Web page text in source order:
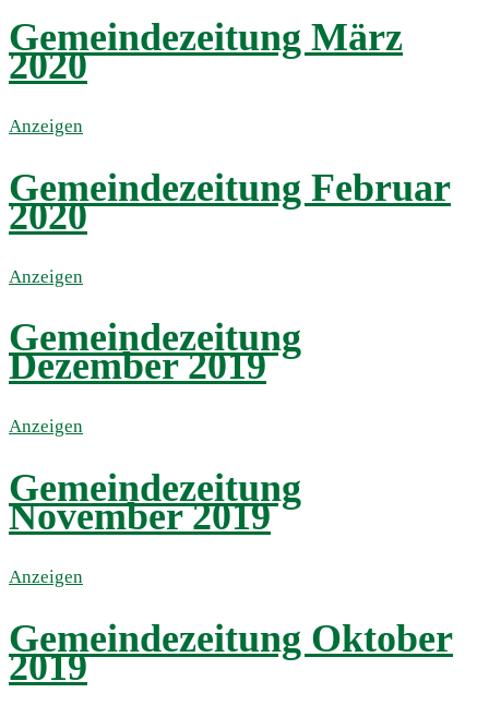
Gemeindezeitung März
2020
Anzeigen
Gemeindezeitung Februar
2020
Anzeigen
Gemeindezeitung
Dezember 2019
Anzeigen
Gemeindezeitung
November 2019
Anzeigen
Gemeindezeitung Oktober
2019